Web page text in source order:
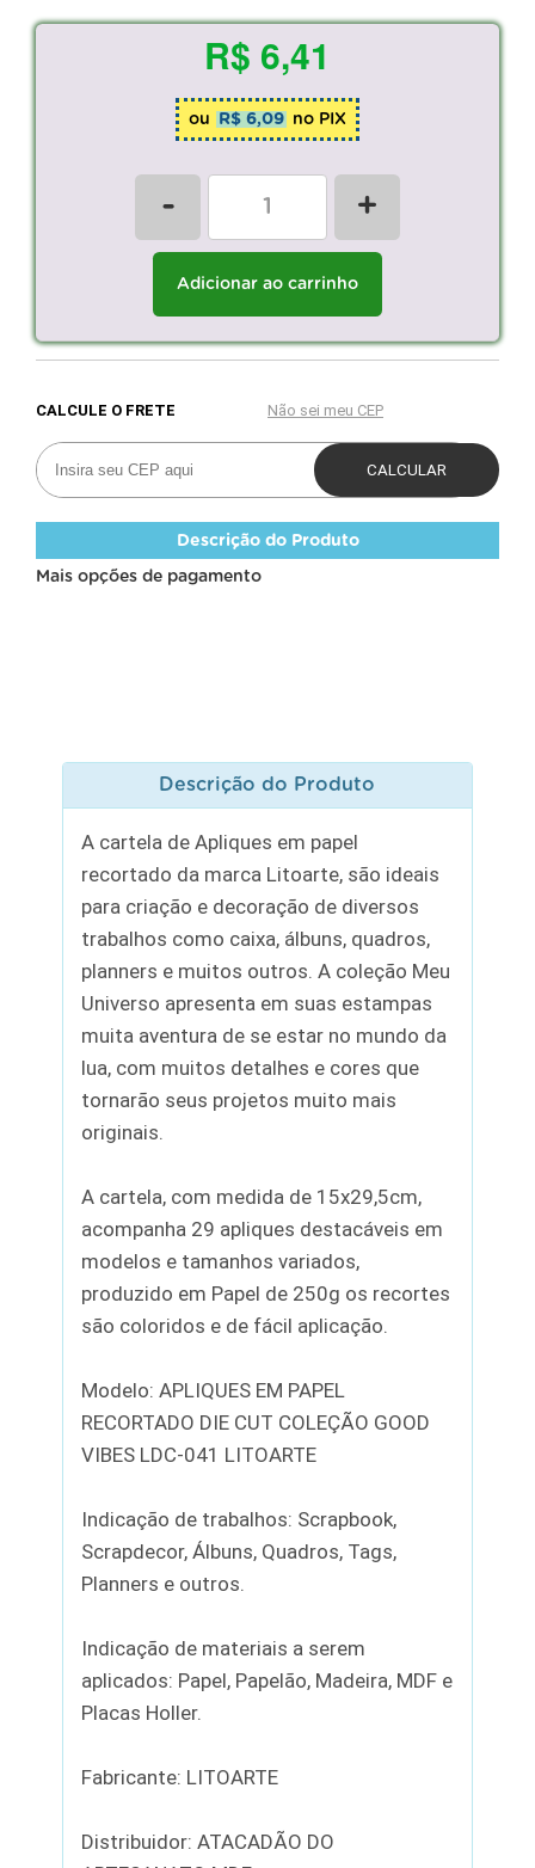
R$ 6,41
ou R$ 6,09 no PIX
- +
Adicionar ao carrinho
Descrição do Produto
Mais opções de pagamento
Descrição do Produto
A cartela de Apliques em papel
recortado da marca Litoarte, são ideais
para criação e decoração de diversos
trabalhos como caixa, álbuns, quadros,
planners e muitos outros. A coleção Meu
Universo apresenta em suas estampas
muita aventura de se estar no mundo da
lua, com muitos detalhes e cores que
tornarão seus projetos muito mais
originais.
A cartela, com medida de 15x29,5cm,
acompanha 29 apliques destacáveis em
modelos e tamanhos variados,
produzido em Papel de 250g os recortes
são coloridos e de fácil aplicação.
Modelo: APLIQUES EM PAPEL
RECORTADO DIE CUT COLEÇÃO GOOD
VIBES LDC-041 LITOARTE
Indicação de trabalhos: Scrapbook,
Scrapdecor, Álbuns, Quadros, Tags,
Planners e outros.
Indicação de materiais a serem
aplicados: Papel, Papelão, Madeira, MDF e
Placas Holler.
Fabricante: LITOARTE
Distribuidor: ATACADÃO DO